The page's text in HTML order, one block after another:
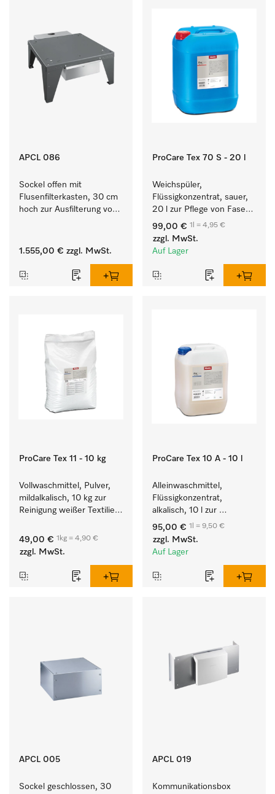
APCL 086
Sockel offen mit
Flusenfilterkasten, 30 cm
hoch zur Ausfilterung von
1.555,00 € zzgl. MwSt.
ProCare Tex 70 S - 20 l
Weichspüler,
Flüssigkonzentrat, sauer,
20 l zur Pflege von Fasern
für eine langfristige
Geschmeidigkeit der
Textilien.
99,00 € 1l = 4,95 €
zzgl. MwSt.
Auf Lager
ProCare Tex 11 - 10 kg
Vollwaschmittel, Pulver,
mildalkalisch, 10 kg zur
Reinigung weißer Textilien
Buntwäsche.
49,00 € 1kg = 4,90 €
zzgl. MwSt.
ProCare Tex 10 A - 10 l
Alleinwaschmittel,
Flüssigkonzentrat,
alkalisch, 10 l zur
Reinigung weißer Textilien
und farbechter
Buntwäsche.
95,00 € 1l = 9,50 €
zzgl. MwSt.
Auf Lager
APCL 005
Sockel geschlossen, 30
APCL 019
Kommunikationsbox